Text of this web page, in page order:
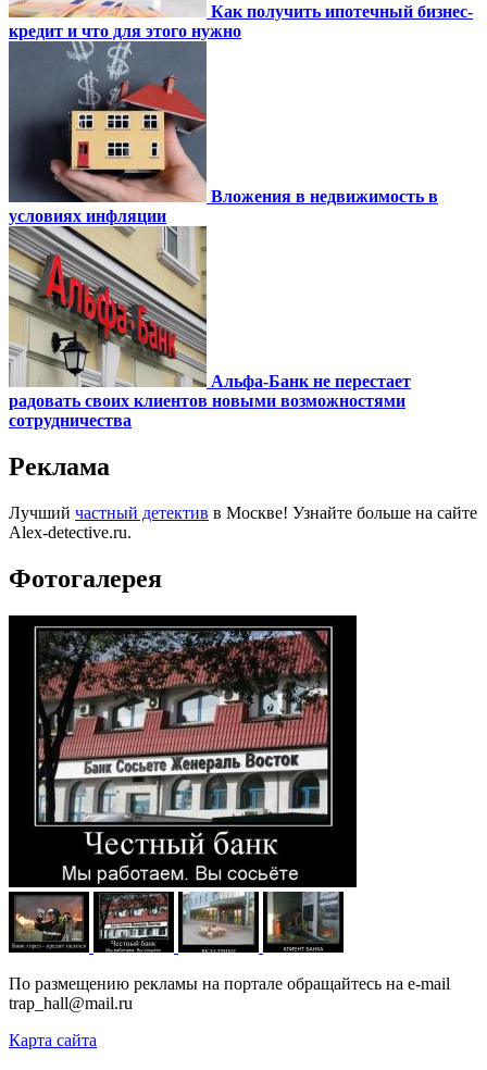
Как получить ипотечный бизнес-
кредит и что для этого нужно
Вложения в недвижимость в
условиях инфляции
Альфа-Банк не перестает
радовать своих клиентов новыми возможностями
сотрудничества
Реклама
Лучший частный детектив в Москве! Узнайте больше на сайте
Alex-detective.ru.
Фотогалерея
По размещению рекламы на портале обращайтесь на e-mail
trap_hall@mail.ru
Карта сайта